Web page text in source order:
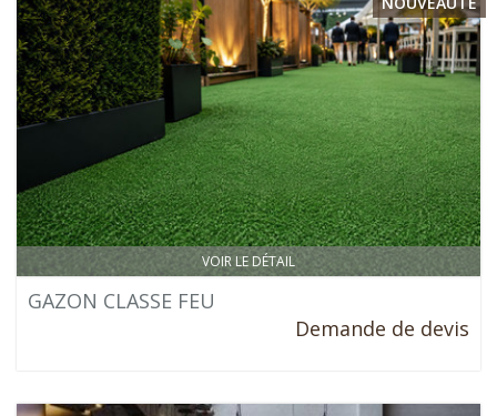
VOIR LE DÉTAIL
GAZON CLASSE FEU
Demande de devis